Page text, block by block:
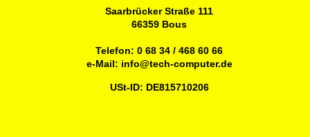
Saarbrücker Straße 111
66359 Bous
Telefon:0 68 34 / 468 60 66
e-Mail: info@tech-computer.de
USt-ID: DE815710206